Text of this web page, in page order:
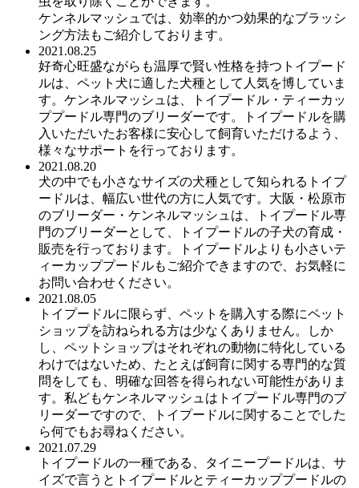
ケンネルマッシュでは、効率的かつ効果的なブラッシ
ング方法もご紹介しております。
2021.08.25
好奇心旺盛ながらも温厚で賢い性格を持つトイプード
ルは、ペット犬に適した犬種として人気を博していま
す。ケンネルマッシュは、トイプードル・ティーカッ
ププードル専門のブリーダーです。トイプードルを購
入いただいたお客様に安心して飼育いただけるよう、
様々なサポートを行っております。
2021.08.20
犬の中でも小さなサイズの犬種として知られるトイプ
ードルは、幅広い世代の方に人気です。大阪・松原市
のブリーダー・ケンネルマッシュは、トイプードル専
門のブリーダーとして、トイプードルの子犬の育成・
販売を行っております。トイプードルよりも小さいテ
ィーカッププードルもご紹介できますので、お気軽に
お問い合わせください。
2021.08.05
トイプードルに限らず、ペットを購入する際にペット
ショップを訪ねられる方は少なくありません。しか
し、ペットショップはそれぞれの動物に特化している
わけではないため、たとえば飼育に関する専門的な質
問をしても、明確な回答を得られない可能性がありま
す。私どもケンネルマッシュはトイプードル専門のブ
リーダーですので、トイプードルに関することでした
ら何でもお尋ねください。
2021.07.29
トイプードルの一種である、タイニープードルは、サ
イズで言うとトイプードルとティーカッププードルの